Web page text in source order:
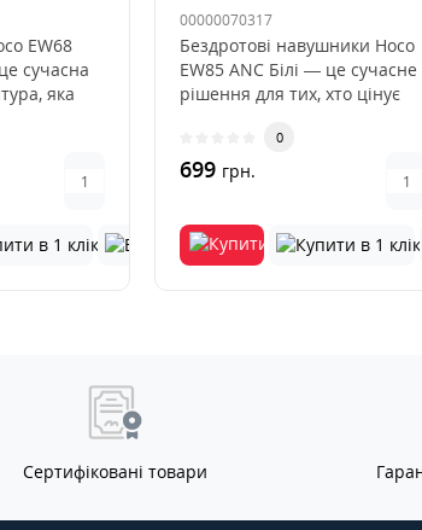
EW68
сучасна
яка
00000070317
Бездротові навушники Hoco
EW85 ANC Білі — це сучасне
рішення для тих, хто цінує
0
699 грн.
Сертифіковані товари